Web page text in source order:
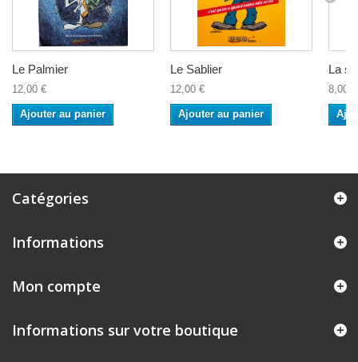
Le Palmier
12,00 €
Ajouter au panier
Le Sablier
12,00 €
Ajouter au panier
La
8,00 €
Catégories
Informations
Mon compte
Informations sur votre boutique